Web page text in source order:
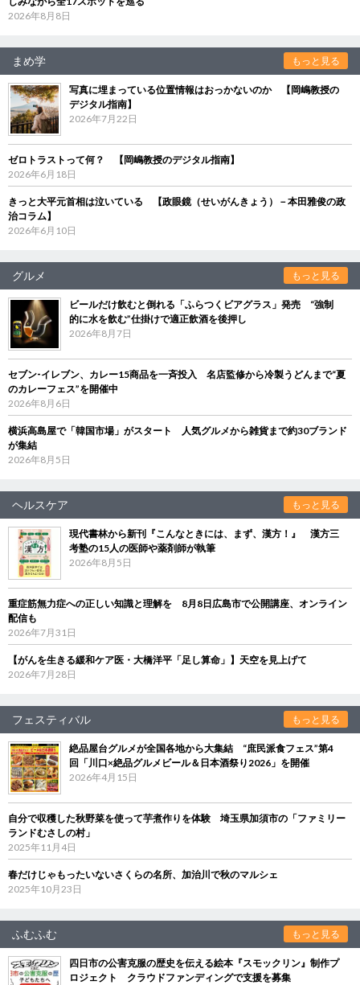
2026年8月8日
まめ学 もっと見る
写真に埋まっている位置情報はおっかないのか 【岡嶋教授の
デジタル指南】
2026年7月22日
ゼロトラストって何？ 【岡嶋教授のデジタル指南】
2026年6月18日
きっと大平元首相は泣いている 【政眼鏡（せいがんきょう）－本田雅俊の政
治コラム】
2026年6月10日
グルメ もっと見る
ビールだけ飲むと倒れる「ふらつくビアグラス」発売 “強制
的に水を飲む”仕掛けで適正飲酒を後押し
2026年8月7日
セブン‐イレブン、カレー15商品を一斉投入 名店監修から冷製うどんまで“夏
のカレーフェス”を開催中
2026年8月6日
横浜高島屋で「韓国市場」がスタート 人気グルメから雑貨まで約30ブランド
が集結
2026年8月5日
ヘルスケア もっと見る
現代書林から新刊『こんなときには、まず、漢方！』 漢方三
考塾の15人の医師や薬剤師が執筆
2026年8月5日
重症筋無力症への正しい知識と理解を 8月8日広島市で公開講座、オンライン
配信も
2026年7月31日
【がんを生きる緩和ケア医・大橋洋平「足し算命」】天空を見上げて
2026年7月28日
フェスティバル もっと見る
絶品屋台グルメが全国各地から大集結 “庶民派食フェス”第4
回「川口×絶品グルメビール＆日本酒祭り2026」を開催
2026年4月15日
自分で収穫した秋野菜を使って芋煮作りを体験 埼玉県加須市の「ファミリー
ランドむさしの村」
2025年11月4日
春だけじゃもったいないさくらの名所、加治川で秋のマルシェ
2025年10月23日
ふむふむ もっと見る
四日市の公害克服の歴史を伝える絵本『スモックリン』制作プ
ロジェクト クラウドファンディングで支援を募集